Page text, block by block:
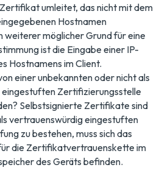
umleitet, das nicht mit dem
Hostnamen
weiterer möglicher Grund für eine
ist die Eingabe einer IP-
Hostnamens im Client.
einer unbekannten oder nicht als
Zertifizierungsstelle
Selbstsignierte Zertifikate sind
vertrauenswürdig eingestuften
zu bestehen, muss sich das
die Zertifikatvertrauenskette im
des Geräts befinden.